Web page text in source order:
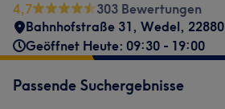
4,7
303 Bewertungen
Bahnhofstraße 31, Wedel, 22880
Geöffnet Heute: 09:30 - 19:00
Passende Suchergebnisse